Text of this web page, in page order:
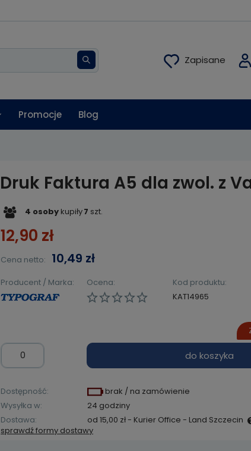
Promocje Blog
Druk Faktura A5 dla zwol. z
4 osoby kupiły7 szt.
12,90 zł
Cena netto: 10,49 zł
Ocena:
Producent / Marka:
Kod produktu:
KAT14965
do koszyka
Dostępność:
brak / na zamówienie
Wysyłka w:
24 godziny
Dostawa:
od 15,00 zł- Kurier Office - Land Szczecin
sprawdź formy dostawy